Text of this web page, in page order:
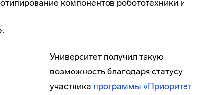
компонентов робототехники и
Университет получил такую
возможность благодаря статусу
участника программы «Приоритет